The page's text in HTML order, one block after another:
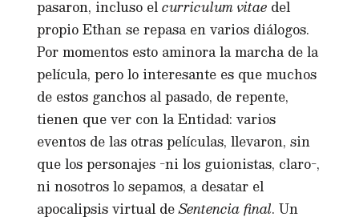
pasaron, incluso elcurriculum vitae del
propio Ethan se repasa en varios diálogos.
Por momentos esto aminora la marcha de la
película, pero lo interesante es que muchos
de estos ganchos al pasado, de repente,
tienen que ver con la Entidad: varios
eventos de las otras películas, llevaron, sin
que los personajes -ni los guionistas, claro-,
ni nosotros lo sepamos, a desatar el
apocalipsis virtual deSentencia final. Un